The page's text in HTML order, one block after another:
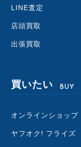
LINE査定
店頭買取
出張買取
買いたい BUY
オンラインショップ
ヤフオク! フライズ